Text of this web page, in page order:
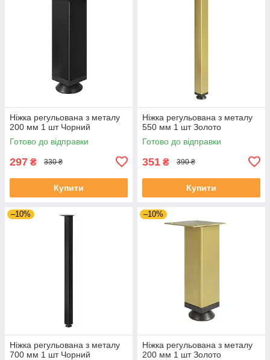
Ніжка регульована з металу
200 мм 1 шт Чорний
Готово до відправки
297 ₴ 330 ₴
Купити
Ніжка регульована з металу
550 мм 1 шт Золото
Готово до відправки
351 ₴ 390 ₴
Купити
–10%
Ніжка регульована з металу
700 мм 1 шт Чорний
–10%
Ніжка регульована з металу
200 мм 1 шт Золото